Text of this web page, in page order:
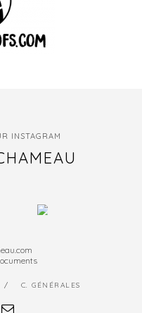
INSTAGRAM
C. GÉNÉRALES